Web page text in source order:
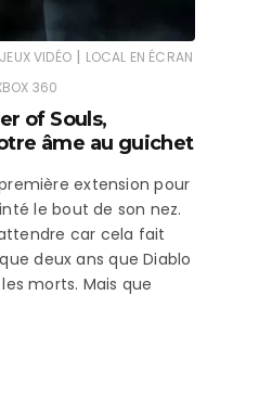
JEUX VIDÉO | LOCAL EN ÉCRAN
360
of Souls,
âme au guichet
extension pour
le bout de son nez.
car cela fait
deux ans que Diablo
morts. Mais que